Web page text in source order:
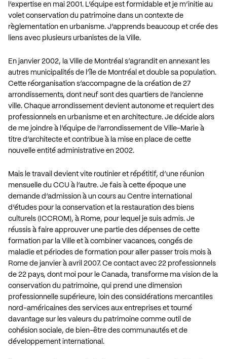
l’expertise en mai 2001. L’équipe est formidable et je m’initie au
volet conservation du patrimoine dans un contexte de
règlementation en urbanisme. J’apprends beaucoup et crée des
liens avec plusieurs urbanistes de la Ville.
En janvier 2002, la Ville de Montréal s’agrandit en annexant les
autres municipalités de l’île de Montréal et double sa population.
Cette réorganisation s’accompagne de la création de 27
arrondissements, dont neuf sont des quartiers de l’ancienne
ville. Chaque arrondissement devient autonome et requiert des
professionnels en urbanisme et en architecture. Je décide alors
de me joindre à l’équipe de l’arrondissement de Ville-Marie à
titre d’architecte et contribue à la mise en place de cette
nouvelle entité administrative en 2002.
Mais le travail devient vite routinier et répétitif, d’une réunion
mensuelle du CCU à l’autre. Je fais à cette époque une
demande d’admission à un cours au Centre international
d’études pour la conservation et la restauration des biens
culturels (ICCROM), à Rome, pour lequel je suis admis. Je
réussis à faire approuver une partie des dépenses de cette
formation par la Ville et à combiner vacances, congés de
maladie et périodes de formation pour aller passer trois mois à
Rome de janvier à avril 2007. Ce contact avec 22 professionnels
de 22 pays, dont moi pour le Canada, transforme ma vision de la
conservation du patrimoine, qui prend une dimension
professionnelle supérieure, loin des considérations mercantiles
nord-américaines des services aux entreprises et tourné
davantage sur les valeurs du patrimoine comme outil de
cohésion sociale, de bien-être des communautés et de
développement international.